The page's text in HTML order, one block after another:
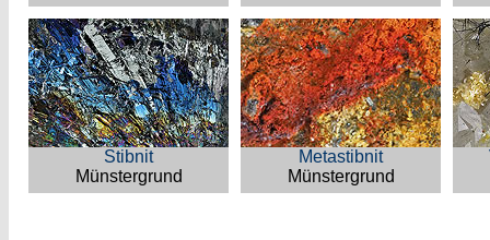
Stibnit
Münstergrund
Metastibnit
Münstergrund